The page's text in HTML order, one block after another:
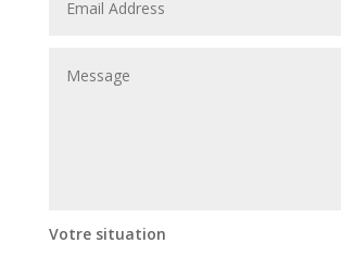
Votre situation